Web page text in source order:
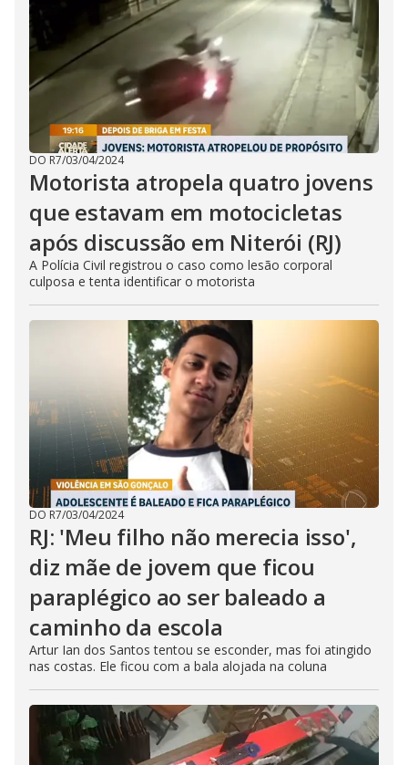
DO R7/03/04/2024
Motorista atropela quatro jovens
que estavam em motocicletas
após discussão em Niterói (RJ)
A Polícia Civil registrou o caso como lesão corporal
culposa e tenta identificar o motorista
DO R7/03/04/2024
RJ: 'Meu filho não merecia isso',
diz mãe de jovem que ficou
paraplégico ao ser baleado a
caminho da escola
Artur Ian dos Santos tentou se esconder, mas foi atingido
nas costas. Ele ficou com a bala alojada na coluna